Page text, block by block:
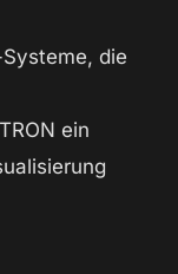
die
ein